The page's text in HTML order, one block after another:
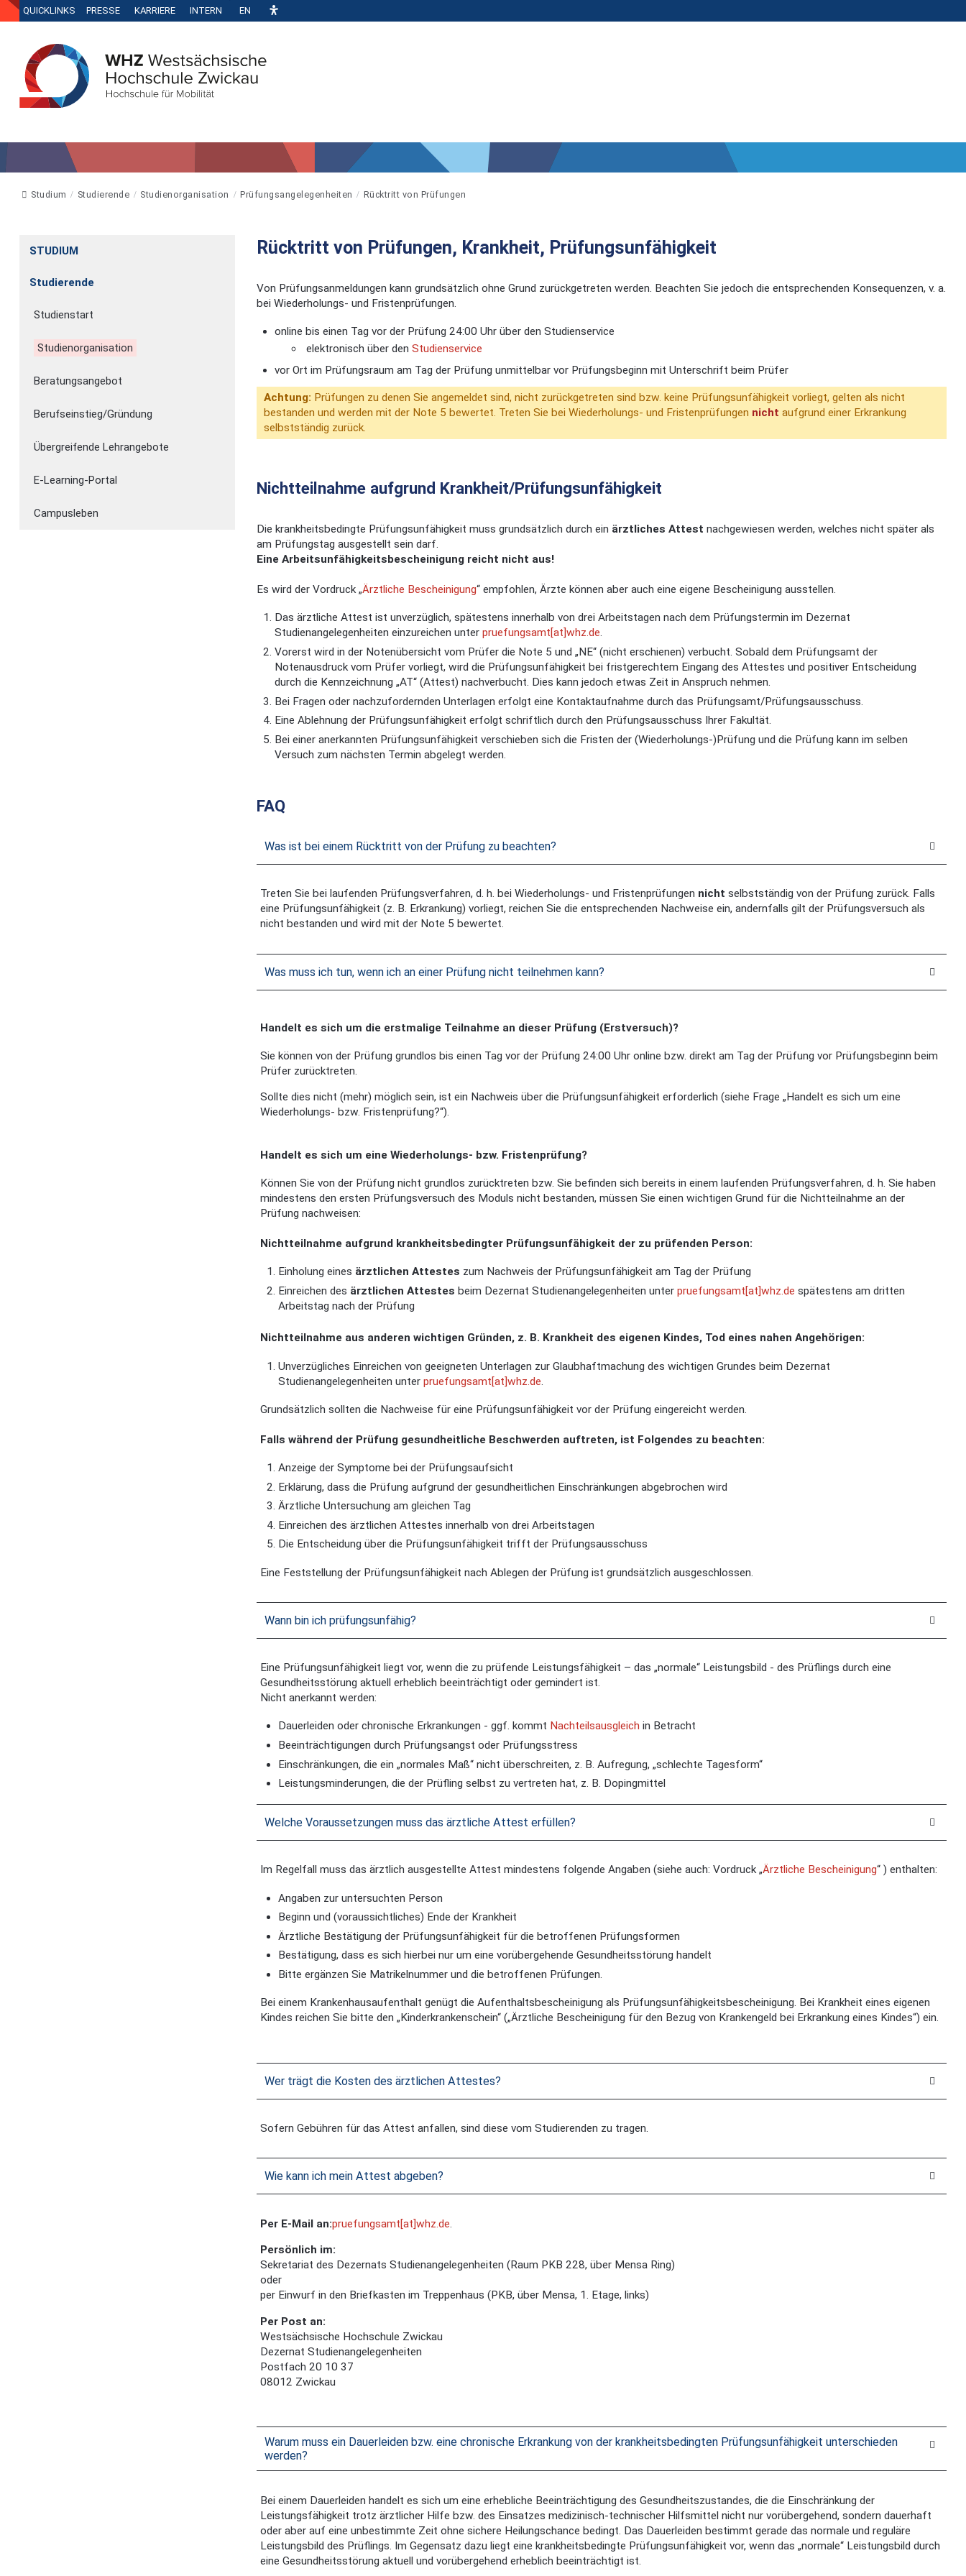
QUICKLINKS PRESSE KARRIERE INTERN EN
Studium Studierende Studienorganisation Prüfungsangelegenheiten Rücktritt von Prüfungen
STUDIUM
Studierende
Studienstart
Studienorganisation
Beratungsangebot
Berufseinstieg/Gründung
Übergreifende Lehrangebote
E-Learning-Portal
Campusleben
Rücktritt von Prüfungen, Krankheit, Prüfungsunfähigkeit
Von Prüfungsanmeldungen kann grundsätzlich ohne Grund zurückgetreten werden. Beachten Sie jedoch die entsprechenden Konsequenzen, v. a.
bei Wiederholungs- und Fristenprüfungen.
online bis einen Tag vor der Prüfung 24:00 Uhr über den Studienservice
elektronisch über den Studienservice
vor Ort im Prüfungsraum am Tag der Prüfung unmittelbar vor Prüfungsbeginn mit Unterschrift beim Prüfer
Achtung: Prüfungen zu denen Sie angemeldet sind, nicht zurückgetreten sind bzw. keine Prüfungsunfähigkeit vorliegt, gelten als nicht
bestanden und werden mit der Note 5 bewertet. Treten Sie bei Wiederholungs- und Fristenprüfungen nicht aufgrund einer Erkrankung
selbstständig zurück.
Nichtteilnahme aufgrund Krankheit/Prüfungsunfähigkeit
Die krankheitsbedingte Prüfungsunfähigkeit muss grundsätzlich durch ein ärztliches Attest nachgewiesen werden, welches nicht später als
am Prüfungstag ausgestellt sein darf.
Eine Arbeitsunfähigkeitsbescheinigung reicht nicht aus!
Es wird der Vordruck „Ärztliche Bescheinigung“ empfohlen, Ärzte können aber auch eine eigene Bescheinigung ausstellen.
Das ärztliche Attest ist unverzüglich, spätestens innerhalb von drei Arbeitstagen nach dem Prüfungstermin im Dezernat
Studienangelegenheiten einzureichen unter pruefungsamt[at]whz.de.
Vorerst wird in der Notenübersicht vom Prüfer die Note 5 und „NE“ (nicht erschienen) verbucht. Sobald dem Prüfungsamt der
Notenausdruck vom Prüfer vorliegt, wird die Prüfungsunfähigkeit bei fristgerechtem Eingang des Attestes und positiver Entscheidung
durch die Kennzeichnung „AT“ (Attest) nachverbucht. Dies kann jedoch etwas Zeit in Anspruch nehmen.
Bei Fragen oder nachzufordernden Unterlagen erfolgt eine Kontaktaufnahme durch das Prüfungsamt/Prüfungsausschuss.
Eine Ablehnung der Prüfungsunfähigkeit erfolgt schriftlich durch den Prüfungsausschuss Ihrer Fakultät.
Bei einer anerkannten Prüfungsunfähigkeit verschieben sich die Fristen der (Wiederholungs-)Prüfung und die Prüfung kann im selben
Versuch zum nächsten Termin abgelegt werden.
FAQ
Was ist bei einem Rücktritt von der Prüfung zu beachten?
Treten Sie bei laufenden Prüfungsverfahren, d. h. bei Wiederholungs- und Fristenprüfungen nicht selbstständig von der Prüfung zurück. Falls
eine Prüfungsunfähigkeit (z. B. Erkrankung) vorliegt, reichen Sie die entsprechenden Nachweise ein, andernfalls gilt der Prüfungsversuch als
nicht bestanden und wird mit der Note 5 bewertet.
Was muss ich tun, wenn ich an einer Prüfung nicht teilnehmen kann?
Handelt es sich um die erstmalige Teilnahme an dieser Prüfung (Erstversuch)?
Sie können von der Prüfung grundlos bis einen Tag vor der Prüfung 24:00 Uhr online bzw. direkt am Tag der Prüfung vor Prüfungsbeginn beim
Prüfer zurücktreten.
Sollte dies nicht (mehr) möglich sein, ist ein Nachweis über die Prüfungsunfähigkeit erforderlich (siehe Frage „Handelt es sich um eine
Wiederholungs- bzw. Fristenprüfung?“).
Handelt es sich um eine Wiederholungs- bzw. Fristenprüfung?
Können Sie von der Prüfung nicht grundlos zurücktreten bzw. Sie befinden sich bereits in einem laufenden Prüfungsverfahren, d. h. Sie haben
mindestens den ersten Prüfungsversuch des Moduls nicht bestanden, müssen Sie einen wichtigen Grund für die Nichtteilnahme an der
Prüfung nachweisen:
Nichtteilnahme aufgrund krankheitsbedingter Prüfungsunfähigkeit der zu prüfenden Person:
Einholung eines ärztlichen Attestes zum Nachweis der Prüfungsunfähigkeit am Tag der Prüfung
Einreichen des ärztlichen Attestes beim Dezernat Studienangelegenheiten unter pruefungsamt[at]whz.de spätestens am dritten
Arbeitstag nach der Prüfung
Nichtteilnahme aus anderen wichtigen Gründen, z. B. Krankheit des eigenen Kindes, Tod eines nahen Angehörigen:
Unverzügliches Einreichen von geeigneten Unterlagen zur Glaubhaftmachung des wichtigen Grundes beim Dezernat
Studienangelegenheiten unter pruefungsamt[at]whz.de
Grundsätzlich sollten die Nachweise für eine Prüfungsunfähigkeit vor der Prüfung eingereicht werden.
Falls während der Prüfung gesundheitliche Beschwerden auftreten, ist Folgendes zu beachten:
Anzeige der Symptome bei der Prüfungsaufsicht
Erklärung, dass die Prüfung aufgrund der gesundheitlichen Einschränkungen abgebrochen wird
Ärztliche Untersuchung am gleichen Tag
Einreichen des ärztlichen Attestes innerhalb von drei Arbeitstagen
Die Entscheidung über die Prüfungsunfähigkeit trifft der Prüfungsausschuss
Eine Feststellung der Prüfungsunfähigkeit nach Ablegen der Prüfung ist grundsätzlich ausgeschlossen.
Wann bin ich prüfungsunfähig?
Eine Prüfungsunfähigkeit liegt vor, wenn die zu prüfende Leistungsfähigkeit – das „normale“ Leistungsbild - des Prüflings durch eine
Gesundheitsstörung aktuell erheblich beeinträchtigt oder gemindert ist.
Nicht anerkannt werden:
Dauerleiden oder chronische Erkrankungen - ggf. kommt Nachteilsausgleich in Betracht
Beeinträchtigungen durch Prüfungsangst oder Prüfungsstress
Einschränkungen, die ein „normales Maß“ nicht überschreiten, z. B. Aufregung, „schlechte Tagesform“
Leistungsminderungen, die der Prüfling selbst zu vertreten hat, z. B. Dopingmittel
Welche Voraussetzungen muss das ärztliche Attest erfüllen?
Im Regelfall muss das ärztlich ausgestellte Attest mindestens folgende Angaben (siehe auch: Vordruck „Ärztliche Bescheinigung“ ) enthalten:
Angaben zur untersuchten Person
Beginn und (voraussichtliches) Ende der Krankheit
Ärztliche Bestätigung der Prüfungsunfähigkeit für die betroffenen Prüfungsformen
Bestätigung, dass es sich hierbei nur um eine vorübergehende Gesundheitsstörung handelt
Bitte ergänzen Sie Matrikelnummer und die betroffenen Prüfungen.
Bei einem Krankenhausaufenthalt genügt die Aufenthaltsbescheinigung als Prüfungsunfähigkeitsbescheinigung. Bei Krankheit eines eigenen
Kindes reichen Sie bitte den „Kinderkrankenschein“ („Ärztliche Bescheinigung für den Bezug von Krankengeld bei Erkrankung eines Kindes“) ein.
Wer trägt die Kosten des ärztlichen Attestes?
Sofern Gebühren für das Attest anfallen, sind diese vom Studierenden zu tragen.
Wie kann ich mein Attest abgeben?
Per E-Mail an:pruefungsamt[at]whz.de.
Persönlich im:
Sekretariat des Dezernats Studienangelegenheiten (Raum PKB 228, über Mensa Ring)
oder
per Einwurf in den Briefkasten im Treppenhaus (PKB, über Mensa, 1. Etage, links)
Per Post an:
Westsächsische Hochschule Zwickau
Dezernat Studienangelegenheiten
Postfach 20 10 37
08012 Zwickau
Warum muss ein Dauerleiden bzw. eine chronische Erkrankung von der krankheitsbedingten Prüfungsunfähigkeit unterschieden
werden?
Bei einem Dauerleiden handelt es sich um eine erhebliche Beeinträchtigung des Gesundheitszustandes, die die Einschränkung der
Leistungsfähigkeit trotz ärztlicher Hilfe bzw. des Einsatzes medizinisch-technischer Hilfsmittel nicht nur vorübergehend, sondern dauerhaft
oder aber auf eine unbestimmte Zeit ohne sichere Heilungschance bedingt. Das Dauerleiden bestimmt gerade das normale und reguläre
Leistungsbild des Prüflings. Im Gegensatz dazu liegt eine krankheitsbedingte Prüfungsunfähigkeit vor, wenn das „normale“ Leistungsbild durch
eine Gesundheitsstörung aktuell und vorübergehend erheblich beeinträchtigt ist.